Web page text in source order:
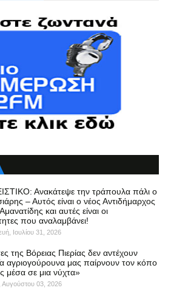
Ανακάτεψε την τράπουλα πάλι ο
– Αυτός είναι ο νέος Αντιδήμαρχος
και αυτές είναι οι
που αναλαμβάνει!
Ιουλίου 31, 2026
της Βόρειας Πιερίας δεν αντέχουν
αγριογούρουνα μας παίρνουν τον κόπο
μέσα σε μια νύχτα»
Αυγούστου 03, 2026